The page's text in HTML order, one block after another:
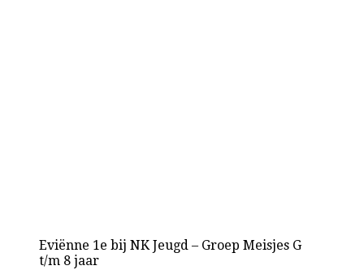
Eviënne 1e bij NK Jeugd – Groep Meisjes G
t/m 8 jaar